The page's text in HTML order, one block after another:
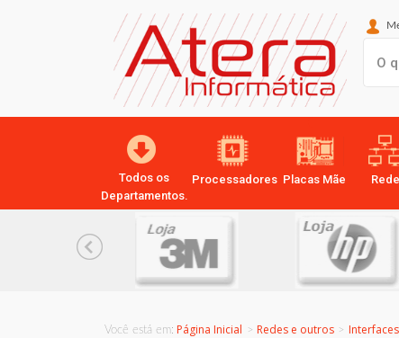
Todos os
Departamentos.
Processadores Placas Mãe Rede
Você está em: Página Inicial Redes e outros> Interfaces